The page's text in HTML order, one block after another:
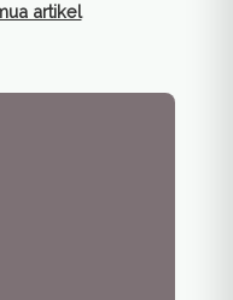
artikel